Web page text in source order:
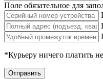
Поле обязательное для
*Курьеру ничего платить
Отправить